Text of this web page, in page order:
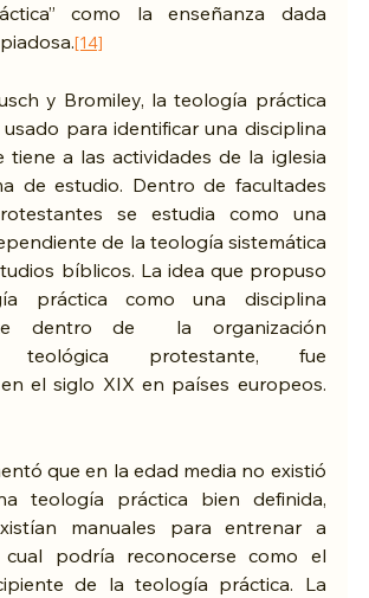
como la enseñanza dada
[14]
y Bromiley, la teología práctica
para identificar una disciplina
tiene a las actividades de la iglesia
de estudio. Dentro de facultades
se estudia como una
de la teología sistemática
bíblicos. La idea que propuso
práctica como una disciplina
dentro de  la organización
teológica protestante, fue
el siglo XIX en países europeos.
que en la edad media no existió
teología práctica bien definida,
manuales para entrenar a
cual podría reconocerse como el
de la teología práctica. La